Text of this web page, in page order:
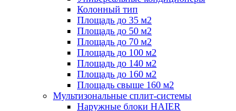
Колонный тип
Площадь до 35 м2
Площадь до 50 м2
Площадь до 70 м2
Площадь до 100 м2
Площадь до 140 м2
Площадь до 160 м2
Площадь свыше 160 м2
Мультизональные сплит-системы
Наружные блоки HAIER